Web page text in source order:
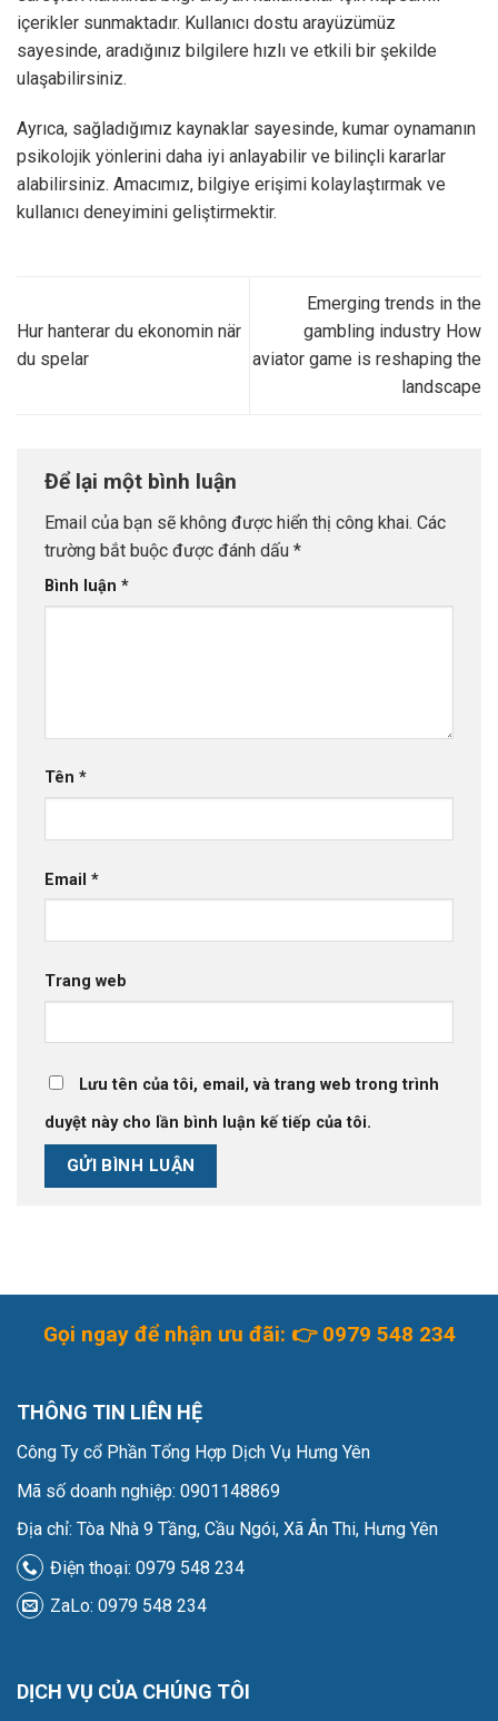
içerikler sunmaktadır. Kullanıcı dostu arayüzümüz
sayesinde, aradığınız bilgilere hızlı ve etkili bir şekilde
ulaşabilirsiniz.
Ayrıca, sağladığımız kaynaklar sayesinde, kumar oynamanın
psikolojik yönlerini daha iyi anlayabilir ve bilinçli kararlar
alabilirsiniz. Amacımız, bilgiye erişimi kolaylaştırmak ve
kullanıcı deneyimini geliştirmektir.
Hur hanterar du ekonomin när
du spelar
Emerging trends in the
gambling industry How
aviator game is reshaping the
landscape
Để lại một bình luận
Email của bạn sẽ không được hiển thị công khai. Các
trường bắt buộc được đánh dấu *
Bình luận *
Tên *
Email *
Trang web
Lưu tên của tôi, email, và trang web trong trình
duyệt này cho lần bình luận kế tiếp của tôi.
Gọi ngay để nhận ưu đãi: 👉 0979 548 234
THÔNG TIN LIÊN HỆ
Công Ty cổ Phần Tổng Hợp Dịch Vụ Hưng Yên
Mã số doanh nghiệp: 0901148869
Địa chỉ: Tòa Nhà 9 Tầng, Cầu Ngói, Xã Ân Thi, Hưng Yên
Điện thoại: 0979 548 234
ZaLo: 0979 548 234
DỊCH VỤ CỦA CHÚNG TÔI